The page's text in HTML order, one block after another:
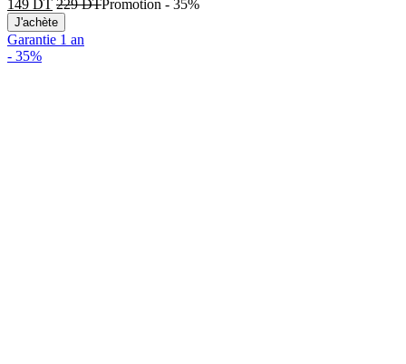
149 DT 229DTPromotion - 35%
J'achète
Garantie 1 an
- 35%